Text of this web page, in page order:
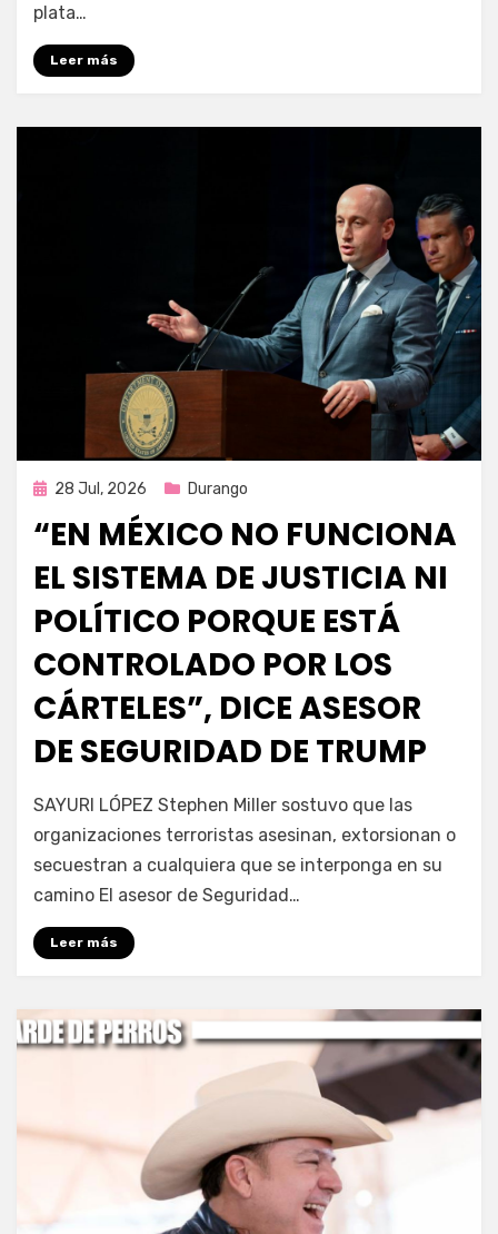
plata…
Leer más
Publicada
28 Jul, 2026 Durango
“EN MÉXICO NO FUNCIONA
EL SISTEMA DE JUSTICIA NI
POLÍTICO PORQUE ESTÁ
CONTROLADO POR LOS
CÁRTELES”, DICE ASESOR
DE SEGURIDAD DE TRUMP
porFernando Miranda Servín
SAYURI LÓPEZ Stephen Miller sostuvo que las
organizaciones terroristas asesinan, extorsionan o
secuestran a cualquiera que se interponga en su
camino El asesor de Seguridad…
Leer más